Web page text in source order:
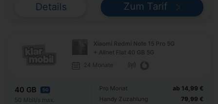
Details Zum Tarif
Xiaomi Redmi Note 15 Pro 5G
+ Allnet Flat 40 GB 5G
24 Monate
40 GB 5G
50 Mbit/s max.
Pro Monat
Handy Zuzahlung
ab 14,99 €
79,99 €